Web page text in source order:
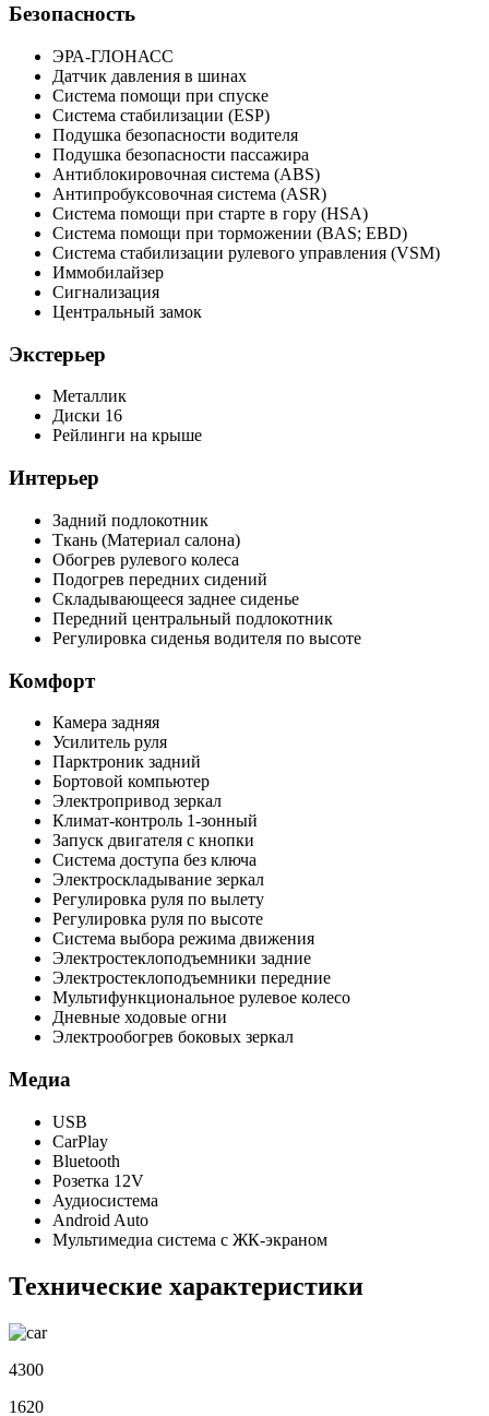
Безопасность
ЭРА-ГЛОНАСС
Датчик давления в шинах
Система помощи при спуске
Система стабилизации (ESP)
Подушка безопасности водителя
Подушка безопасности пассажира
Антиблокировочная система (ABS)
Антипробуксовочная система (ASR)
Система помощи при старте в гору (HSA)
Система помощи при торможении (BAS; EBD)
Система стабилизации рулевого управления (VSM)
Иммобилайзер
Сигнализация
Центральный замок
Экстерьер
Металлик
Диски 16
Рейлинги на крыше
Интерьер
Задний подлокотник
Ткань (Материал салона)
Обогрев рулевого колеса
Подогрев передних сидений
Складывающееся заднее сиденье
Передний центральный подлокотник
Регулировка сиденья водителя по высоте
Комфорт
Камера задняя
Усилитель руля
Парктроник задний
Бортовой компьютер
Электропривод зеркал
Климат-контроль 1-зонный
Запуск двигателя с кнопки
Система доступа без ключа
Электроскладывание зеркал
Регулировка руля по вылету
Регулировка руля по высоте
Система выбора режима движения
Электростеклоподъемники задние
Электростеклоподъемники передние
Мультифункциональное рулевое колесо
Дневные ходовые огни
Электрообогрев боковых зеркал
Медиа
USB
CarPlay
Bluetooth
Розетка 12V
Аудиосистема
Android Auto
Мультимедиа система с ЖК-экраном
Технические характеристики
4300
1620